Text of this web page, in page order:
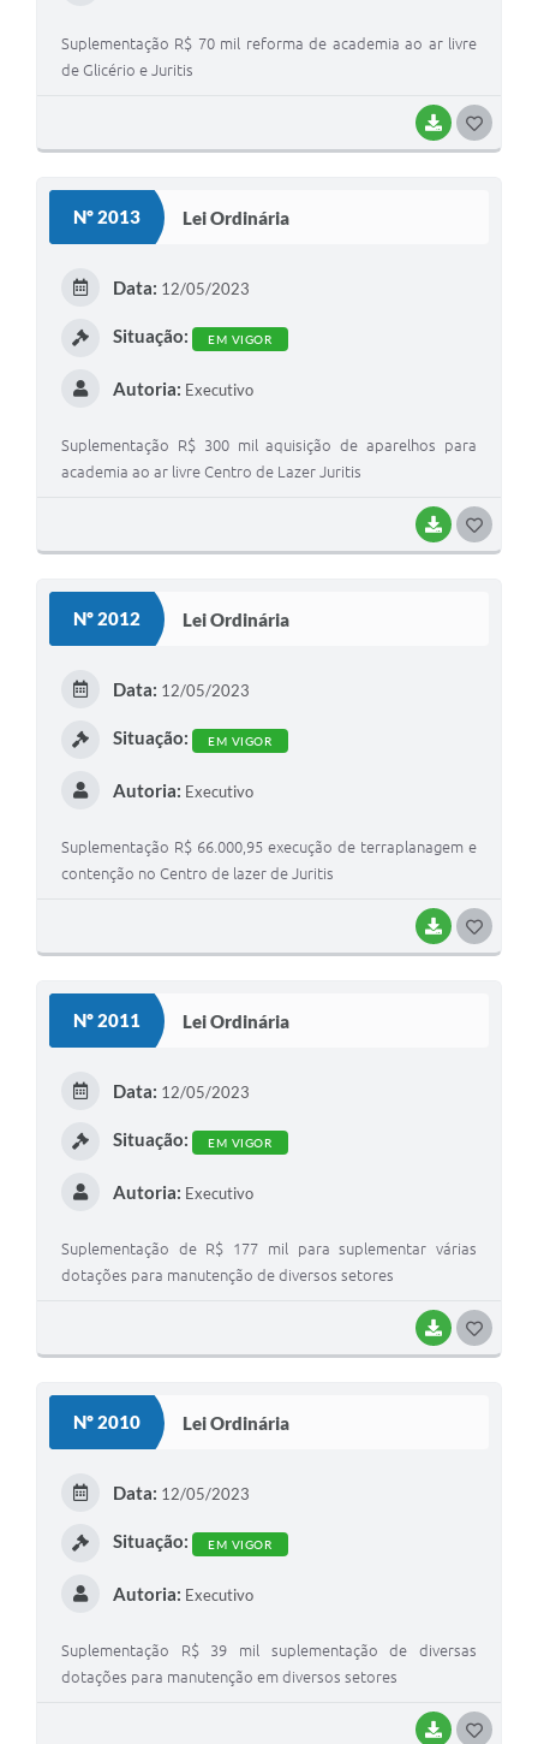
BAIXAR
Suplementação R$ 70 mil reforma de academia ao ar livre
de Glicério e Juritis
Nº 2013 Lei Ordinária
BAIXAR
Data: 12/05/2023
Situação: EM VIGOR
Autoria: Executivo
Suplementação R$ 300 mil aquisição de aparelhos para
academia ao ar livre Centro de Lazer Juritis
Nº 2012 Lei Ordinária
BAIXAR
Data: 12/05/2023
Situação: EM VIGOR
Autoria: Executivo
Suplementação R$ 66.000,95 execução de terraplanagem e
contenção no Centro de lazer de Juritis
Nº 2011 Lei Ordinária
BAIXAR
Data: 12/05/2023
Situação: EM VIGOR
Autoria: Executivo
Suplementação de R$ 177 mil para suplementar várias
dotações para manutenção de diversos setores
Nº 2010 Lei Ordinária
BAIXAR
Data: 12/05/2023
Situação: EM VIGOR
Autoria: Executivo
Suplementação R$ 39 mil suplementação de diversas
dotações para manutenção em diversos setores